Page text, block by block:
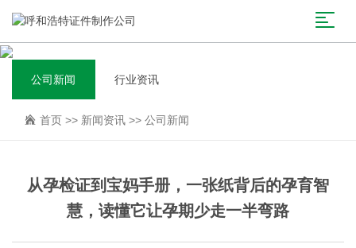
公司新闻 行业资讯
首页 >> 新闻资讯 >> 公司新闻
从孕检证到宝妈手册，一张纸背后的孕育智
慧，读懂它让孕期少走一半弯路